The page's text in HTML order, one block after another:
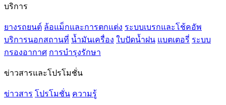
บริการ
ยางรถยนต์ ล้อแม็กและการตกแต่ง ระบบเบรกและโช้คอัพ
บริการนอกสถานที่ น้ำมันเครื่อง ใบปัดน้ำฝน แบตเตอรี่ ระบบ
กรองอากาศ การบำรุงรักษา
ข่าวสารและโปรโมชั่น
ข่าวสาร โปรโมชั่น ความรู้